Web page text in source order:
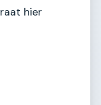
hier